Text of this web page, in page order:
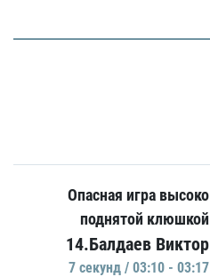
Опасная игра высоко
поднятой клюшкой
14.Балдаев Виктор
7 секунд / 03:10 - 03:17